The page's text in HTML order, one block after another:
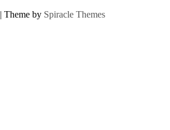
| Theme by Spiracle Themes